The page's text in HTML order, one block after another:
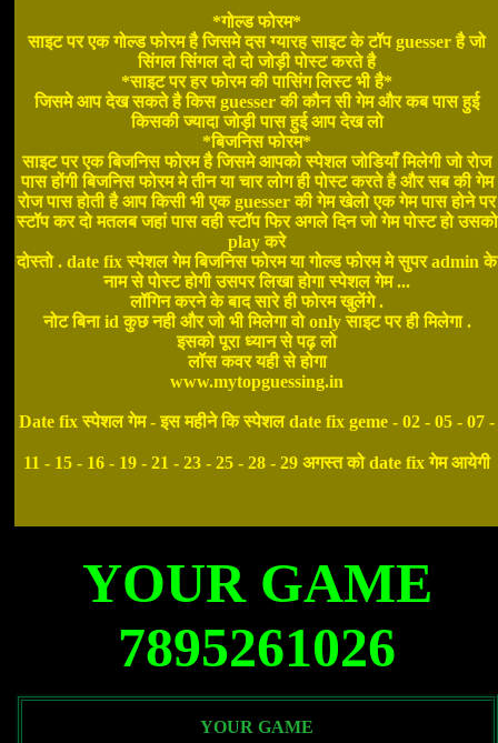
*गोल्ड फोरम*
साइट पर एक गोल्ड फोरम है जिसमे दस ग्यारह साइट के टॉप guesser है जो
सिंगल सिंगल दो दो जोड़ी पोस्ट करते है
*साइट पर हर फोरम की पासिंग लिस्ट भी है*
जिसमे आप देख सकते है किस guesser की कौन सी गेम और कब पास हुई
किसकी ज्यादा जोड़ी पास हुई आप देख लो
*बिजनिस फोरम*
साइट पर एक बिजनिस फोरम है जिसमे आपको स्पेशल जोडियाँ मिलेगी जो रोज
पास होंगी बिजनिस फोरम मे तीन या चार लोग ही पोस्ट करते है और सब की गेम
रोज पास होती है आप किसी भी एक guesser की गेम खेलो एक गेम पास होने पर
स्टॉप कर दो मतलब जहां पास वही स्टॉप फिर अगले दिन जो गेम पोस्ट हो उसको
play करे
दोस्तो . date fix स्पेशल गेम बिजनिस फोरम या गोल्ड फोरम मे सुपर admin के
नाम से पोस्ट होगी उसपर लिखा होगा स्पेशल गेम ...
लॉगिन करने के बाद सारे ही फोरम खुलेंगे .
नोट बिना id कुछ नही और जो भी मिलेगा वो only साइट पर ही मिलेगा .
इसको पूरा ध्यान से पढ़ लो
लॉस कवर यही से होगा
www.mytopguessing.in
Date fix स्पेशल गेम - इस महीने कि स्पेशल date fix geme - 02 - 05 - 07 -
11 - 15 - 16 - 19 - 21 - 23 - 25 - 28 - 29 अगस्त को date fix गेम आयेगी
YOUR GAME
7895261026
YOUR GAME